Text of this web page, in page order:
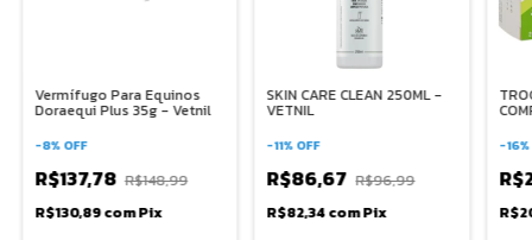
Vermífugo Para Equinos
Doraequi Plus 35g - Vetnil
-8% OFF
R$137,78 R$148,99
R$130,89comPix
SKIN CARE CLEAN 250ML -
VETNIL
-11% OFF
R$86,67 R$96,99
R$82,34comPix
-16%